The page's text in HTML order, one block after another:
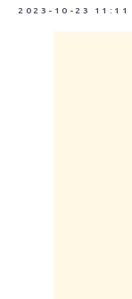
2023-10-23 11:11